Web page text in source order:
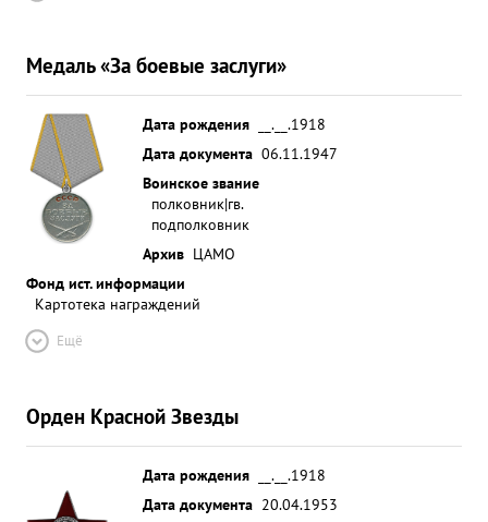
Медаль «За боевые заслуги»
Дата рождения
__.__.1918
Дата документа 06.11.1947
Воинское звание
полковник|гв.
подполковник
Архив ЦАМО
Фонд ист. информации
Картотека награждений
Ещё
Орден Красной Звезды
Дата рождения
__.__.1918
Дата документа 20.04.1953